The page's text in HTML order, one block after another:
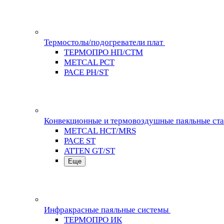
Термостолы/подогреватели плат
ТЕРМОПРО НП/СТМ
METCAL PCT
PACE PH/ST
Конвекционные и термовоздушные паяльные
METCAL HCT/MRS
PACE ST
ATTEN GT/ST
Еще
Инфракрасные паяльные системы
ТЕРМОПРО ИК